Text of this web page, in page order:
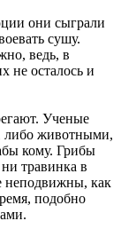
они сыграли
сушу.
ведь, в
не осталось и
Ученые
либо животными,
кому. Грибы
травинка в
неподвижны, как
подобно